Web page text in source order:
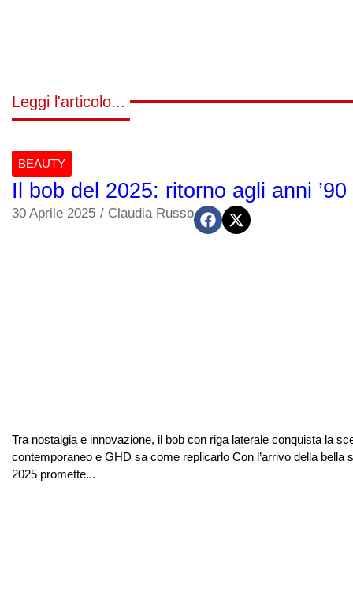
Leggi l'articolo...
BEAUTY
Il bob del 2025: ritorno agli anni
30 Aprile 2025 / Claudia Russo
Tra nostalgia e innovazione, il bob con riga laterale conquista la
contemporaneo e GHD sa come replicarlo Con l’arrivo della bella
2025 promette...